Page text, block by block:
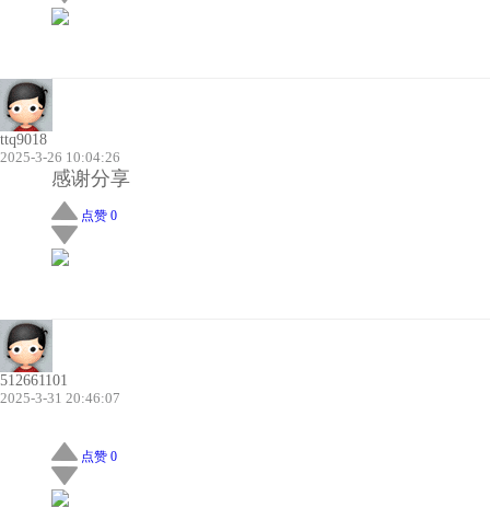
ttq9018
2025-3-26 10:04:26
感谢分享
点赞 0
512661101
2025-3-31 20:46:07
点赞 0